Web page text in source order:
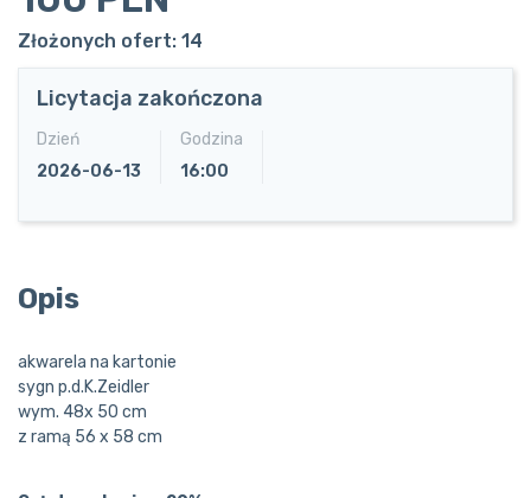
Złożonych ofert: 14
Licytacja zakończona
Dzień
2026-06-13
Godzina
16:00
Opis
akwarela na kartonie
sygn p.d.K.Zeidler
wym. 48x 50 cm
z ramą 56 x 58 cm